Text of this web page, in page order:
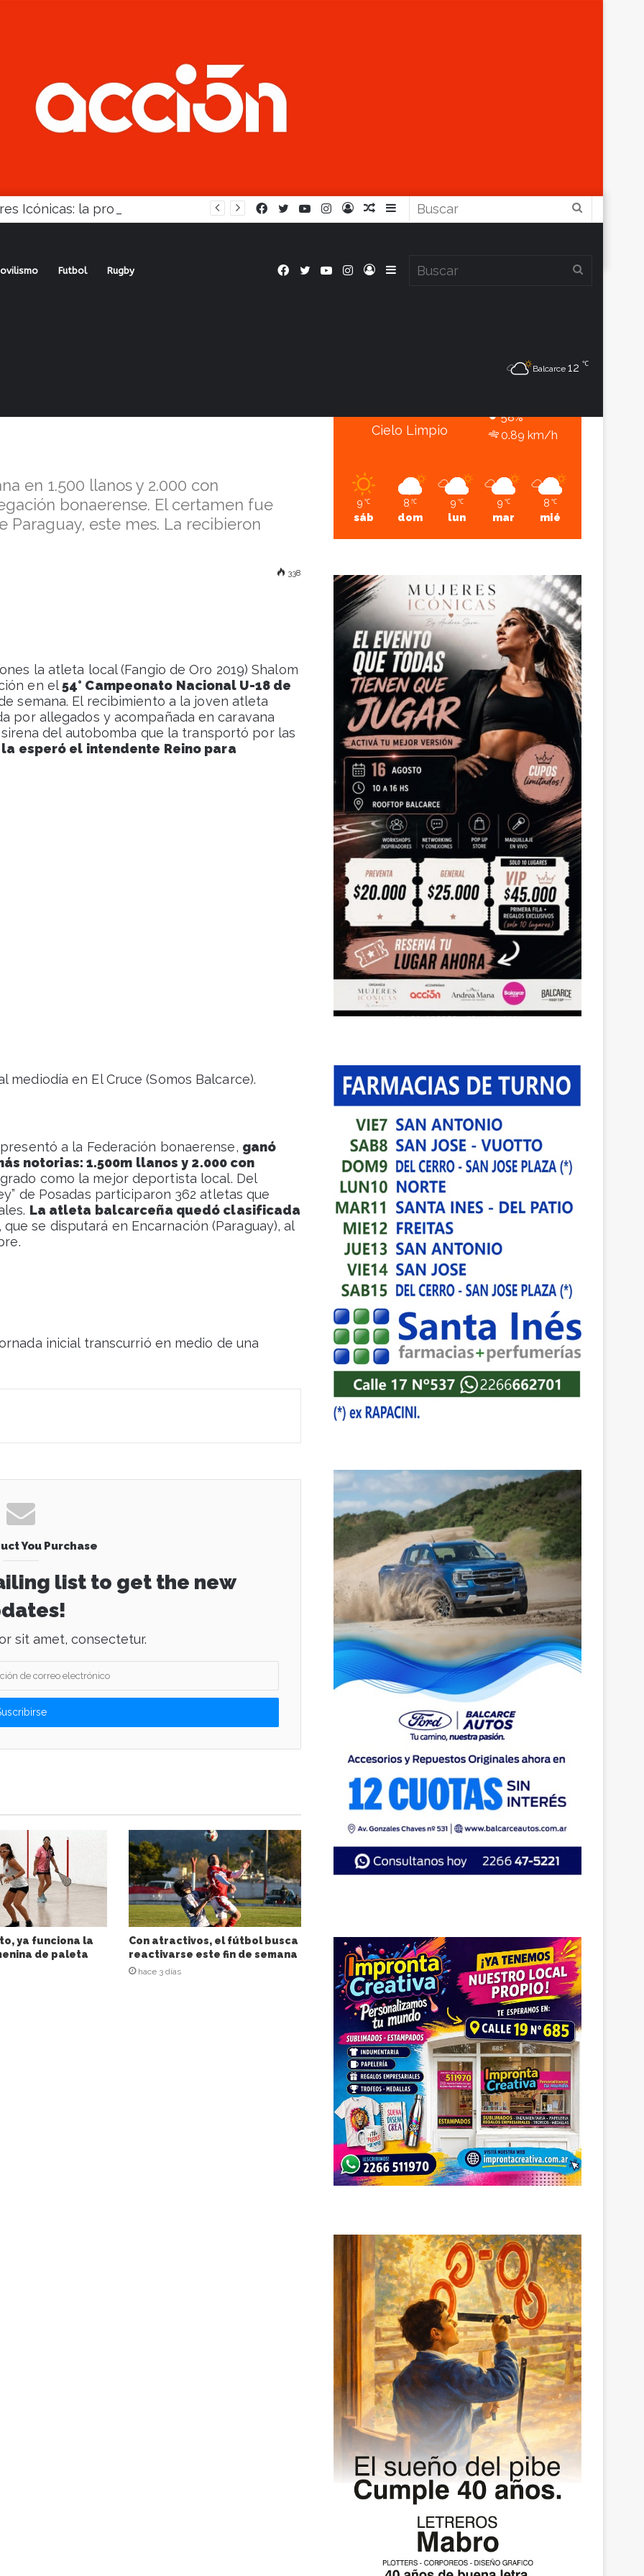
Barra
Artículo
Iniciar
Instagram
YouTube
Twitter
Facebook
Futbol Rugby Barra
Iniciar
Instagram
YouTube
Twitter
Facebook
Balcarce 12 ℃
Lescano tras su doble título en Posadas
en 1.500 llanos y 2.000 con
bonaerense. El certamen fue
este mes. La recibieron
338
la atleta local (Fangio de Oro 2019) Shalom
en el54° Campeonato Nacional U-18 de
semana. El recibimiento a la joven atleta
por allegados y acompañada en caravana
del autobomba que la transportó por las
esperó el intendente Reino para
mediodía en El Cruce (Somos Balcarce).
a la Federación bonaerense, ganó
notorias: 1.500m llanos y 2.000 con
como la mejor deportista local. Del
de Posadas participaron 362 atletas que
La atleta balcarceña quedó clasificada
, que se disputará en Encarnación (Paraguay), al
inicial transcurrió en medio de una
You Purchase
list to get the new
sit amet, consectetur.
ya funciona la
de paleta
Con atractivos, el fútbol busca
reactivarse este fin de semana
hace 3 días
Cielo Limpio
9
58%
0.89 km/h
9 ℃
sáb
8 ℃
dom
9 ℃
lun
9 ℃
mar
8 ℃
mié